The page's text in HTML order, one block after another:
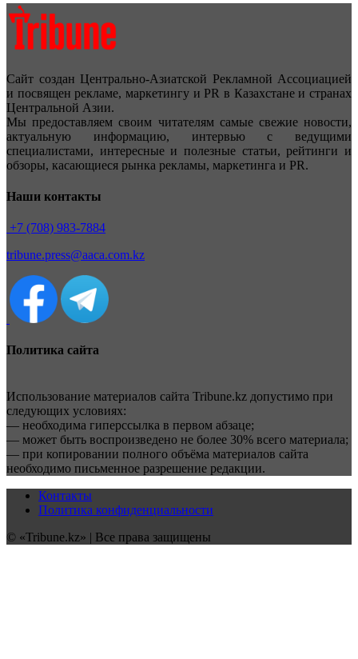
Сайт создан Центрально-Азиатской Рекламной Ассоциацией
и посвящен рекламе, маркетингу и PR в Казахстане и странах
Центральной Азии.
Мы предоставляем своим читателям самые свежие новости,
актуальную информацию, интервью с ведущими
специалистами, интересные и полезные статьи, рейтинги и
обзоры, касающиеся рынка рекламы, маркетинга и PR.
Наши контакты
+7 (708) 983-7884
tribune.press@aaca.com.kz
Политика сайта
Использование материалов сайта Tribune.kz допустимо при
следующих условиях:
— необходима гиперссылка в первом абзаце;
— может быть воспроизведено не более 30% всего материала;
— при копировании полного объёма материалов сайта
необходимо письменное разрешение редакции.
Контакты
Политика конфиденциальности
© «Tribune.kz» | Все права защищены